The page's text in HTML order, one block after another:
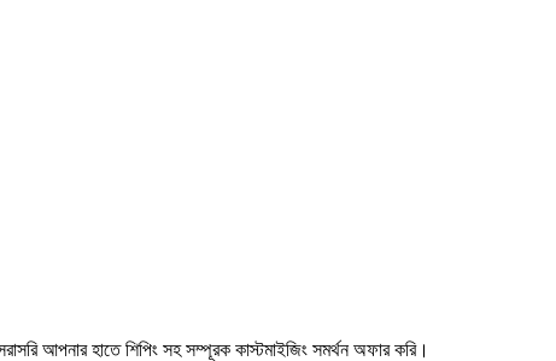
আপনার হাতে শিপিং সহ সম্পূরক কাস্টমাইজিং সমর্থন অফার করি।